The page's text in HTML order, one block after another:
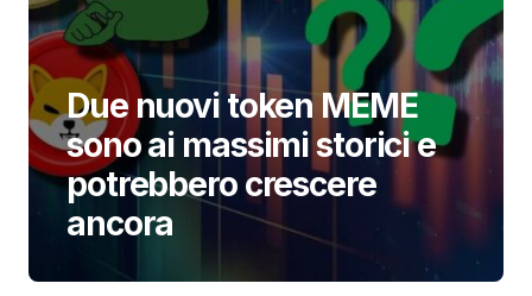
Due nuovi token MEME
sono ai massimi storici e
potrebbero crescere
ancora